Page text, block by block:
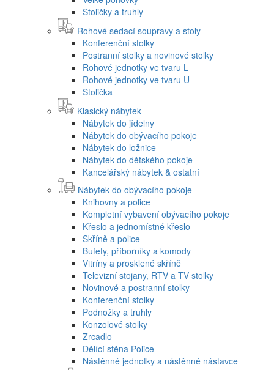
Stoličky a truhly
Rohové sedací soupravy a stoly
Konferenční stolky
Postranní stolky a novinové stolky
Rohové jednotky ve tvaru L
Rohové jednotky ve tvaru U
Stolička
Klasický nábytek
Nábytek do jídelny
Nábytek do obývacího pokoje
Nábytek do ložnice
Nábytek do dětského pokoje
Kancelářský nábytek & ostatní
Nábytek do obývacího pokoje
Knihovny a police
Kompletní vybavení obývacího pokoje
Křeslo a jednomístné křeslo
Skříně a police
Bufety, příborníky a komody
Vitríny a prosklené skříně
Televizní stojany, RTV a TV stolky
Novinové a postranní stolky
Konferenční stolky
Podnožky a truhly
Konzolové stolky
Zrcadlo
Dělící stěna Police
Nástěnné jednotky a nástěnné nástavce